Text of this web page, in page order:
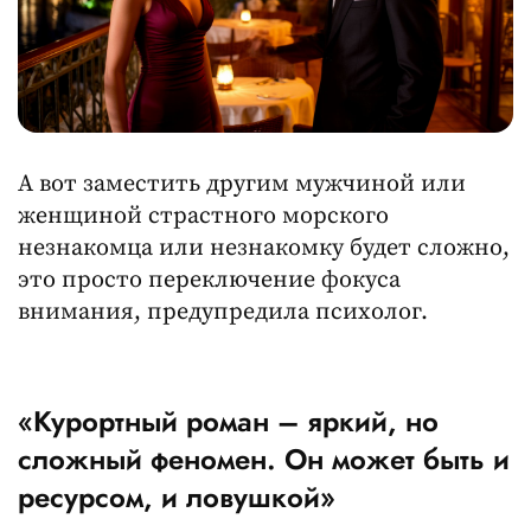
А вот заместить другим мужчиной или
женщиной страстного морского
незнакомца или незнакомку будет сложно,
это просто переключение фокуса
внимания, предупредила психолог.
«Курортный роман – яркий, но
сложный феномен. Он может быть и
ресурсом, и ловушкой»